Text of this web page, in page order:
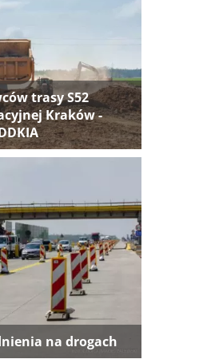
trasy S52
Kraków -
na drogach